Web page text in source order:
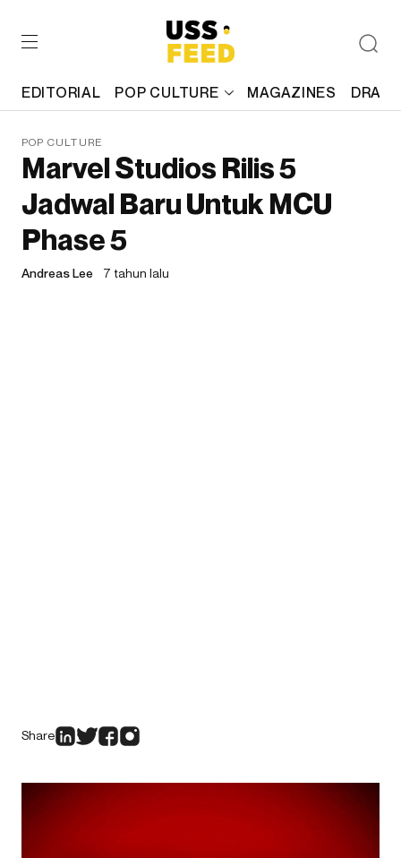
EDITORIAL POP CULTURE MAGAZINES
POP CULTURE
Marvel Studios Rilis 5
Jadwal Baru Untuk MCU
Phase 5
Andreas Lee 7 tahun lalu
Share